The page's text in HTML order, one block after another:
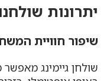
יתרונות
שיפור חוויית
שולחן גיימינג